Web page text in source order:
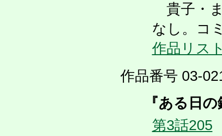
貴子・
なし。コ
作品リス
作品番号 03-
『ある日
第3話205